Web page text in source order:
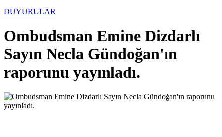
DUYURULAR
Ombudsman Emine Dizdarlı
Sayın Necla Gündoğan'ın
raporunu yayınladı.